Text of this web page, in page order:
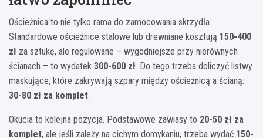
Ościeżnica to nie tylko rama do zamocowania skrzydła.
Standardowe ościeżnice stalowe lub drewniane kosztują 150-400
zł za sztukę, ale regulowane – wygodniejsze przy nierównych
ścianach – to wydatek 300-600 zł. Do tego trzeba doliczyć listwy
maskujące, które zakrywają szpary między ościeżnicą a ścianą:
30-80 zł za komplet.
Okucia to kolejna pozycja. Podstawowe zawiasy to 20-50 zł za
komplet, ale jeśli zależy na cichym domykaniu, trzeba wydać 150-